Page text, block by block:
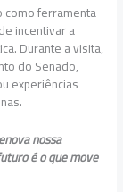
como ferramenta
incentivar a
Durante a visita,
do Senado,
experiências
nossa
é o que move